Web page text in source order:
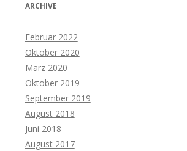
ARCHIVE
Februar 2022
Oktober 2020
März 2020
Oktober 2019
September 2019
August 2018
Juni 2018
August 2017